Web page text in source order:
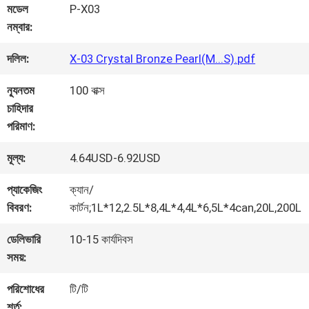
কারখানা
ভ্রমণ
মান
নিয়ন্ত্রণ
আমাদের
সাথে
যোগাযোগ
করুন
মডেল
নম্বার:
P-X03
দলিল: X-03 Crystal Bronze Pearl(M...S).pdf
ন্যূনতম
চাহিদার
পরিমাণ:
100 বাক্স
মূল্য: 4.64USD-6.92USD
প্যাকেজিং
বিবরণ:
ক্যান/
কার্টন;1L*12,2.5L*8,4L*4,4L*6,5L*4can,20L,200L
ডেলিভারি
সময়:
10-15 কার্যদিবস
পরিশোধের
টি/টি